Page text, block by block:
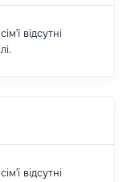
відсутні
відсутні